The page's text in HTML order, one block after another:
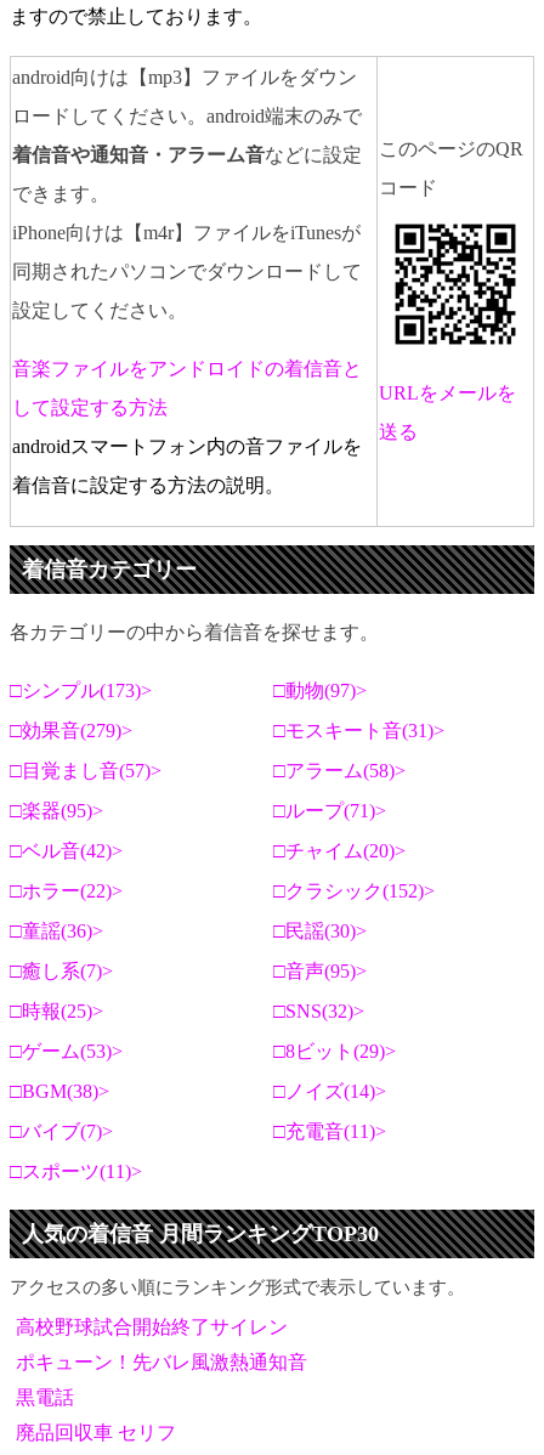
ますので禁止しております。
android向けは【mp3】ファイルをダウン
ロードしてください。android端末のみで
着信音や通知音・アラーム音などに設定
できます。
iPhone向けは【m4r】ファイルをiTunesが
同期されたパソコンでダウンロードして
設定してください。
音楽ファイルをアンドロイドの着信音と
して設定する方法
androidスマートフォン内の音ファイルを
着信音に設定する方法の説明。
このページのQR
コード
URLをメールを
送る
着信音カテゴリー
各カテゴリーの中から着信音を探せます。
シンプル(173)
動物(97)
効果音(279)
モスキート音(31)
目覚まし音(57)
アラーム(58)
楽器(95)
ループ(71)
ベル音(42)
チャイム(20)
ホラー(22)
クラシック(152)
童謡(36)
民謡(30)
癒し系(7)
音声(95)
時報(25)
SNS(32)
ゲーム(53)
8ビット(29)
BGM(38)
ノイズ(14)
バイブ(7)
充電音(11)
スポーツ(11)
人気の着信音 月間ランキングTOP30
アクセスの多い順にランキング形式で表示しています。
高校野球試合開始終了サイレン
ポキューン！先バレ風激熱通知音
黒電話
廃品回収車 セリフ